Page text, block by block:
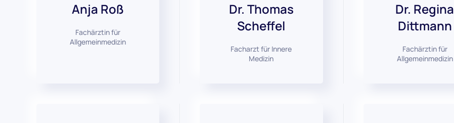
Anja Roß
Fachärztin für
Allgemeinmedizin
Dr. Thomas
Scheffel
Facharzt für Innere
Medizin
Dr. Regina
Dittmann
Fachärztin für
Allgemeinmedizin